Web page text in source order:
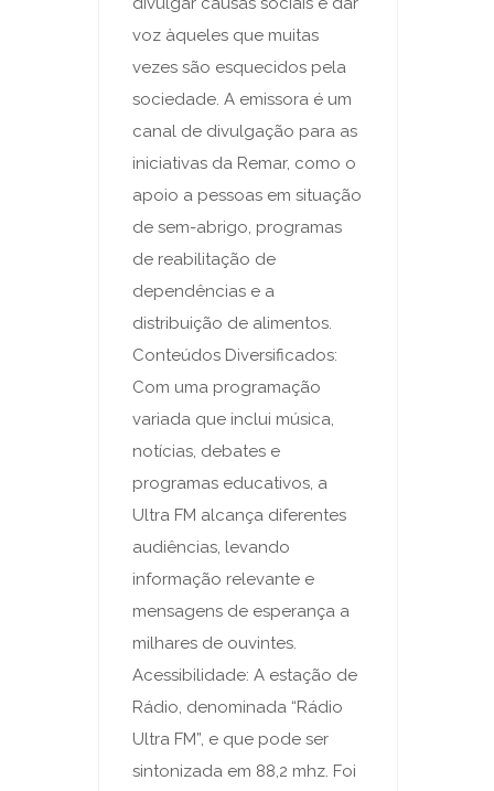
voz àqueles que muitas
vezes são esquecidos pela
sociedade. A emissora é um
canal de divulgação para as
iniciativas da Remar, como o
apoio a pessoas em situação
de sem-abrigo, programas
de reabilitação de
dependências e a
distribuição de alimentos.
Conteúdos Diversificados:
Com uma programação
variada que inclui música,
notícias, debates e
programas educativos, a
Ultra FM alcança diferentes
audiências, levando
informação relevante e
mensagens de esperança a
milhares de ouvintes.
Acessibilidade: A estação de
Rádio, denominada “Rádio
Ultra FM”, e que pode ser
sintonizada em 88,2 mhz. Foi